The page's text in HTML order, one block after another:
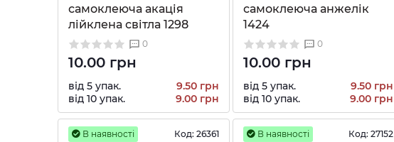
самоклеюча акація
лійклена світла 1298
0
10.00 грн
від 5 упак.
9.50 грн
від 10 упак.
9.00 грн
самоклеюча анжелік
1424
0
10.00 грн
від 5 упак.
9.50 грн
від 10 упак.
9.00 грн
В наявності Код: 26361 В наявності Код: 27152